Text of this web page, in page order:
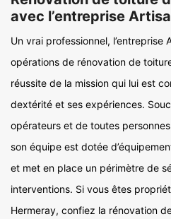
avec l’entreprise
Un vrai professionnel, l’entreprise
opérations de rénovation de
réussite de la mission qui lui est
dextérité et ses expériences.
opérateurs et de toutes
son équipe est dotée
et met en place un périmètre de
interventions. Si vous êtes
Hermeray, confiez la rénovation